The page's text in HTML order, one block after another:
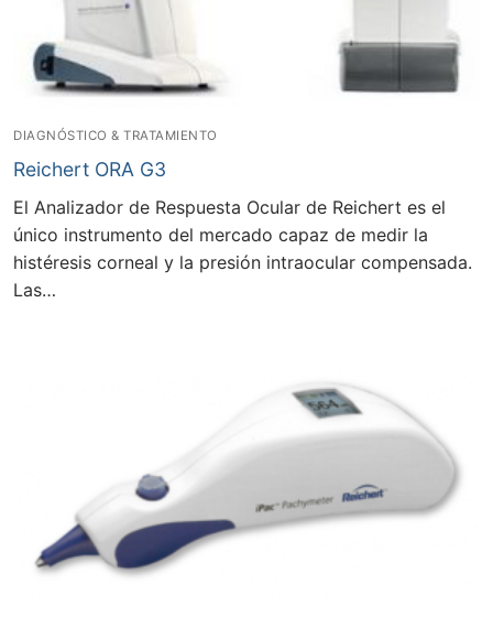
DIAGNÓSTICO & TRATAMIENTO
Reichert ORA G3
El Analizador de Respuesta Ocular de Reichert es el
único instrumento del mercado capaz de medir la
histéresis corneal y la presión intraocular compensada.
Las…